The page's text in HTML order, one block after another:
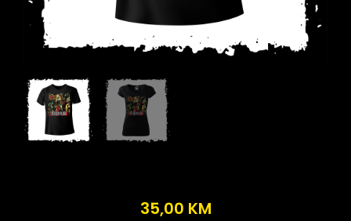
35,00 KM